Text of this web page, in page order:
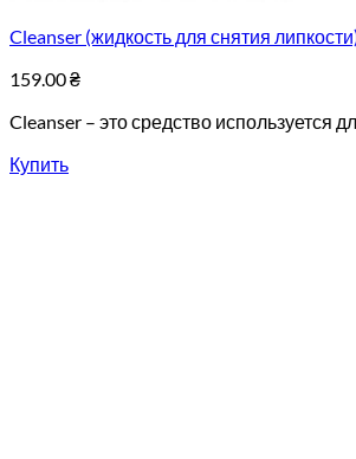
Cleanser (жидкость для снятия
159.00₴
Cleanser – это средство используется
Купить